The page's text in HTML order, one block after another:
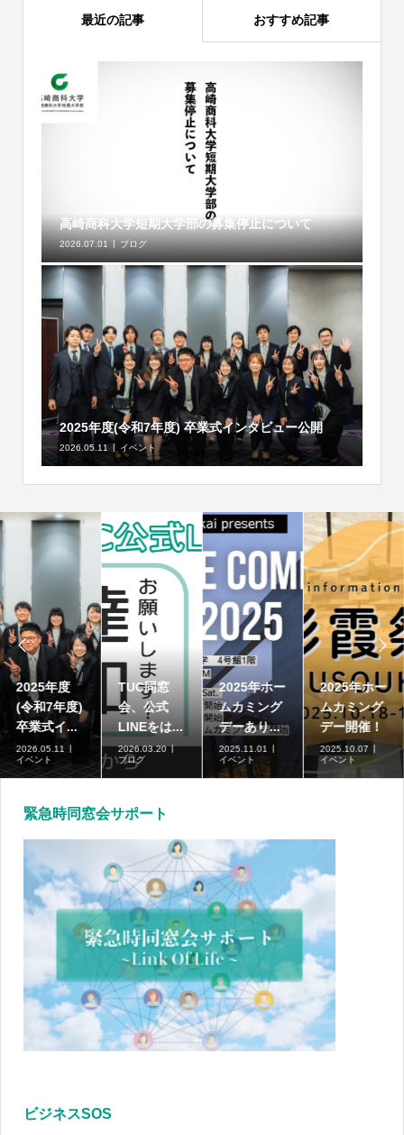
最近の記事 おすすめ記事
高崎商科大学短期大学部の募集停止について
2026.07.01 ブログ
2025年度(令和7年度) 卒業式インタビュー公開
2026.05.11 イベント

2025年度
(令和7年度)
卒業式イ...
2026.05.11
イベント
TUC同窓
会、公式
LINEをは...
2026.03.20
ブログ
2025年ホー
ムカミング
デーあり...
2025.11.01
イベント
2025年ホー
ムカミング
デー開催！
2025.10.07
イベント

緊急時同窓会サポート
ビジネスSOS